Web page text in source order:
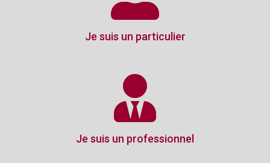
Je suis un particulier
Je suis un professionnel